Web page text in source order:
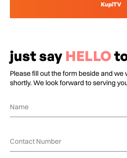
KupiTV
just say HELLO
Please fill out the form beside and we
shortly. We look forward to serving